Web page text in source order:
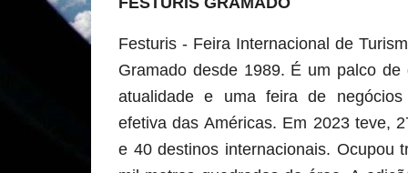
Festuris - Feira Internacional de
Gramado desde 1989. É um palco
atualidade e uma feira de
efetiva das Américas. Em 2023 teve,
e 40 destinos internacionais. Ocupou